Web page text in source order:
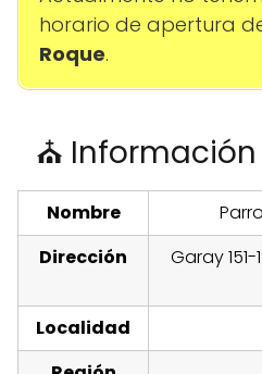
horario de apertura
Roque.
⛪
Nombre
Dirección
Garay
Localidad